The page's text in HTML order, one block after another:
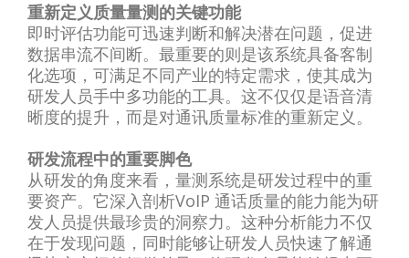
重新定义质量量测的关键功能
即时评估功能可迅速判断和解决潜在问题，促进
数据串流不间断。最重要的则是该系统具备客制
化选项，可满足不同产业的特定需求，使其成为
研发人员手中多功能的工具。这不仅仅是语音清
晰度的提升，而是对通讯质量标准的重新定义。
研发流程中的重要脚色
从研发的角度来看，量测系统是研发过程中的重
要资产。它深入剖析VoIP 通话质量的能力能为研
发人员提供最珍贵的洞察力。这种分析能力不仅
在于发现问题，同时能够让研发人员快速了解通